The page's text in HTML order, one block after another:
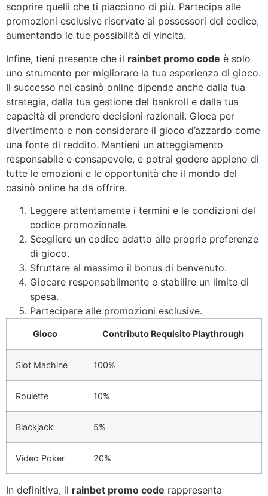
scoprire quelli che ti piacciono di più. Partecipa alle
promozioni esclusive riservate ai possessori del codice,
aumentando le tue possibilità di vincita.
Infine, tieni presente che il rainbet promo code è solo
uno strumento per migliorare la tua esperienza di gioco.
Il successo nel casinò online dipende anche dalla tua
strategia, dalla tua gestione del bankroll e dalla tua
capacità di prendere decisioni razionali. Gioca per
divertimento e non considerare il gioco d’azzardo come
una fonte di reddito. Mantieni un atteggiamento
responsabile e consapevole, e potrai godere appieno di
tutte le emozioni e le opportunità che il mondo del
casinò online ha da offrire.
Leggere attentamente i termini e le condizioni del
codice promozionale.
Scegliere un codice adatto alle proprie preferenze
di gioco.
Sfruttare al massimo il bonus di benvenuto.
Giocare responsabilmente e stabilire un limite di
spesa.
Partecipare alle promozioni esclusive.
Gioco Contributo Requisito Playthrough
Slot Machine 100%
Roulette 10%
Blackjack 5%
Video Poker 20%
In definitiva, il rainbet promo code rappresenta